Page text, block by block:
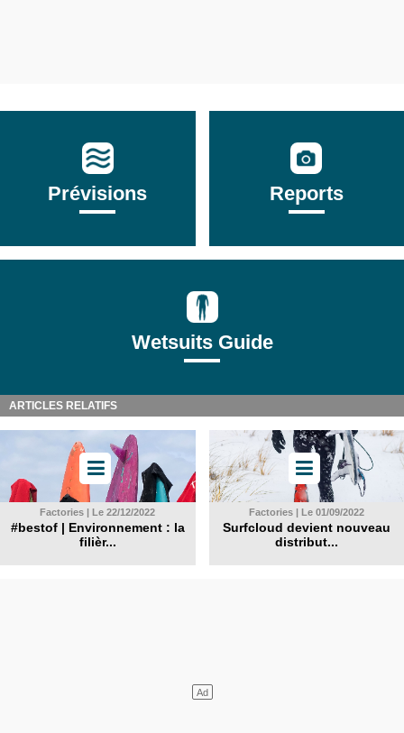
Prévisions Reports
Wetsuits Guide
ARTICLES RELATIFS
Factories | Le 22/12/2022
#bestof | Environnement : la
filièr...
Factories | Le 01/09/2022
Surfcloud devient nouveau
distribut...